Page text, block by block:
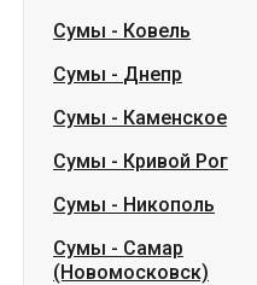
Сумы - Ковель
Сумы - Днепр
Сумы - Каменское
Сумы - Кривой Рог
Сумы - Никополь
Сумы - Самар
(Новомосковск)